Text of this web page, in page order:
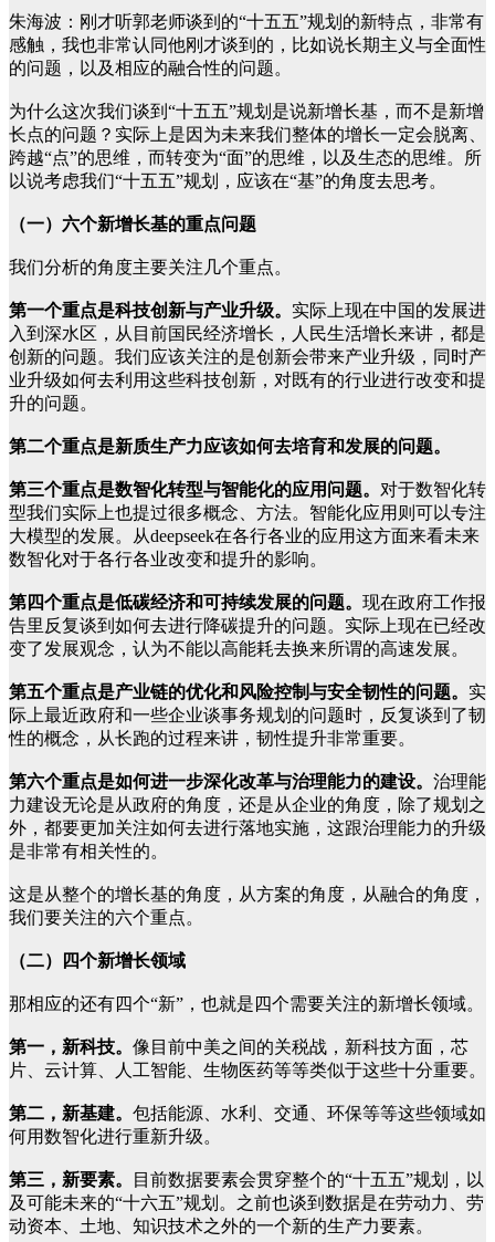
朱海波：刚才听郭老师谈到的“十五五”规划的新特点，非常有
感触，我也非常认同他刚才谈到的，比如说长期主义与全面性
的问题，以及相应的融合性的问题。
为什么这次我们谈到“十五五”规划是说新增长基，而不是新增
长点的问题？实际上是因为未来我们整体的增长一定会脱离、
跨越“点”的思维，而转变为“面”的思维，以及生态的思维。所
以说考虑我们“十五五”规划，应该在“基”的角度去思考。
（一）六个新增长基的重点问题
我们分析的角度主要关注几个重点。
第一个重点是科技创新与产业升级。 实际上现在中国的发展进
入到深水区，从目前国民经济增长，人民生活增长来讲，都是
创新的问题。我们应该关注的是创新会带来产业升级，同时产
业升级如何去利用这些科技创新，对既有的行业进行改变和提
升的问题。
第二个重点是新质生产力应该如何去培育和发展的问题。
第三个重点是数智化转型与智能化的应用问题。 对于数智化转
型我们实际上也提过很多概念、方法。智能化应用则可以专注
大模型的发展。从deepseek在各行各业的应用这方面来看未来
数智化对于各行各业改变和提升的影响。
第四个重点是低碳经济和可持续发展的问题。 现在政府工作报
告里反复谈到如何去进行降碳提升的问题。实际上现在已经改
变了发展观念，认为不能以高能耗去换来所谓的高速发展。
第五个重点是产业链的优化和风险控制与安全韧性的问题。 实
际上最近政府和一些企业谈事务规划的问题时，反复谈到了韧
性的概念，从长跑的过程来讲，韧性提升非常重要。
第六个重点是如何进一步深化改革与治理能力的建设。 治理能
力建设无论是从政府的角度，还是从企业的角度，除了规划之
外，都要更加关注如何去进行落地实施，这跟治理能力的升级
是非常有相关性的。
这是从整个的增长基的角度，从方案的角度，从融合的角度，
我们要关注的六个重点。
（二）四个新增长领域
那相应的还有四个“新”，也就是四个需要关注的新增长领域。
第一，新科技。 像目前中美之间的关税战，新科技方面，芯
片、云计算、人工智能、生物医药等等类似于这些十分重要。
第二，新基建。 包括能源、水利、交通、环保等等这些领域如
何用数智化进行重新升级。
第三，新要素。
目前数据要素会贯穿整个的“十五五”规划，以
及可能未来的“十六五”规划。之前也谈到数据是在劳动力、劳
动资本、土地、知识技术之外的一个新的生产力要素。